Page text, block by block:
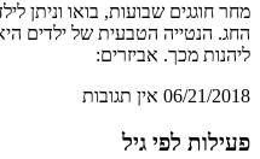
מחר חוגגים שבועות, בואו וניתן
החג. הנטייה הטבעית של ילדים
ליהנות מכך. אביזרים:
06/21/2018 אין תגובות
פעילות לפי גיל